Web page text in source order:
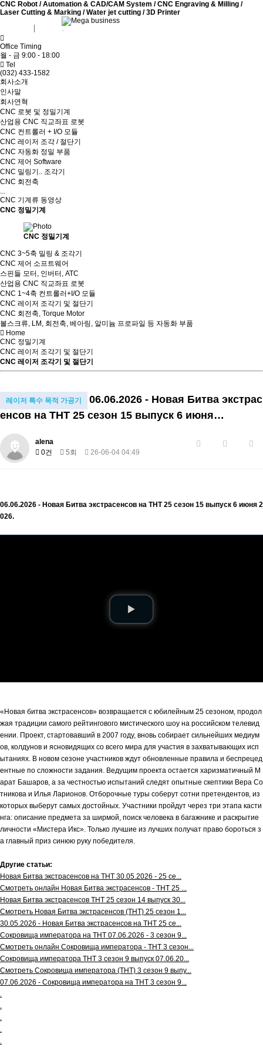
CNC Robot / Automation & CAD/CAM System / CNC Engraving & Milling /
Laser Cutting & Marking / Water jet cutting / 3D Printer
Office Timing
월 - 금 9:00 - 18:00
Tel
(032) 433-1582
회사소개
인사말
회사연혁
CNC 로봇 및 정밀기계
산업용 CNC 직교좌표 로봇
CNC 컨트롤러 + I/O 모듈
CNC 레이저 조각 / 절단기
CNC 자동화 정밀 부품
CNC 제어 Software
CNC 밀링기.. 조각기
CNC 회전축
...
CNC 기계류 동영상
CNC 정밀기계
CNC 정밀기계
CNC 3~5축 밀링 & 조각기
CNC 제어 소프트웨어
스핀들 모터, 인버터, ATC
산업용 CNC 직교좌표 로봇
CNC 1~4축 컨트롤러+I/O 모듈
CNC 레이저 조각기 및 절단기
CNC 회전축, Torque Motor
볼스크류, LM, 회전축, 베아링, 알미늄 프로파일 등 자동화 부품
Home
CNC 정밀기계
CNC 레이저 조각기 및 절단기
CNC 레이저 조각기 및 절단기
레이저 특수 목적 가공기
06.06.2026 - Новая Битва экстрас
енсов на ТНТ 25 сезон 15 выпуск 6 июня…
alena
0건
5회 26-06-04 04:49
06.06.2026 - Новая Битва экстрасенсов на ТНТ 25 сезон 15 выпуск 6 июня 2
026.
«Новая битва экстрасенсов» возвращается с юбилейным 25 сезоном, продол
жая традиции самого рейтингового мистического шоу на российском телевид
ении. Проект, стартовавший в 2007 году, вновь собирает сильнейших медиум
ов, колдунов и ясновидящих со всего мира для участия в захватывающих исп
ытаниях. В новом сезоне участников ждут обновленные правила и беспрецед
ентные по сложности задания. Ведущим проекта остается харизматичный М
арат Башаров, а за честностью испытаний следят опытные скептики Вера Со
тникова и Илья Ларионов. Отборочные туры соберут сотни претендентов, из
которых выберут самых достойных. Участники пройдут через три этапа касти
нга: описание предмета за ширмой, поиск человека в багажнике и раскрытие
личности «Мистера Икс». Только лучшие из лучших получат право бороться з
а главный приз синюю руку победителя.
Другие статьи:
Новая Битва экстрасенсов на ТНТ 30.05.2026 - 25 се...
Смотреть онлайн Новая Битва экстрасенсов - ТНТ 25 ...
Новая Битва экстрасенсов ТНТ 25 сезон 14 выпуск 30...
Смотреть Новая Битва экстрасенсов (ТНТ) 25 сезон 1...
30.05.2026 - Новая Битва экстрасенсов на ТНТ 25 се...
Сокровища императора на ТНТ 07.06.2026 - 3 сезон 9...
Смотреть онлайн Сокровища императора - ТНТ 3 сезон...
Сокровища императора ТНТ 3 сезон 9 выпуск 07.06.20...
Смотреть Сокровища императора (ТНТ) 3 сезон 9 выпу...
07.06.2026 - Сокровища императора на ТНТ 3 сезон 9...
.
.
.
.
.